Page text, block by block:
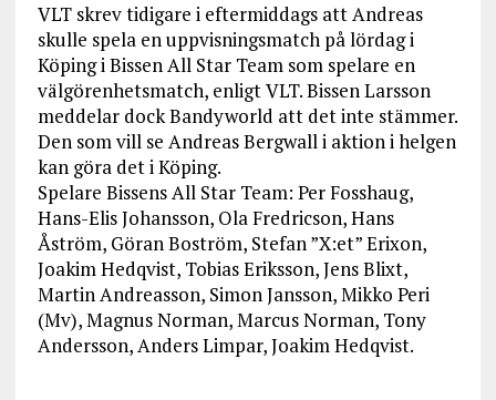
VLT skrev tidigare i eftermiddags att Andreas
skulle spela en uppvisningsmatch på lördag i
Köping i Bissen All Star Team som spelare en
välgörenhetsmatch, enligt VLT. Bissen Larsson
meddelar dock Bandyworld att det inte stämmer.
Den som vill se Andreas Bergwall i aktion i helgen
kan göra det i Köping.
Spelare Bissens All Star Team: Per Fosshaug,
Hans-Elis Johansson, Ola Fredricson, Hans
Åström, Göran Boström, Stefan ”X:et” Erixon,
Joakim Hedqvist, Tobias Eriksson, Jens Blixt,
Martin Andreasson, Simon Jansson, Mikko Peri
(Mv), Magnus Norman, Marcus Norman, Tony
Andersson, Anders Limpar, Joakim Hedqvist.